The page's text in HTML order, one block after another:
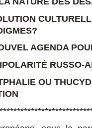
AGENDA
RUSSO-
OU